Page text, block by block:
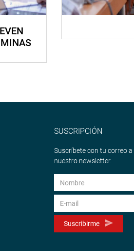
SUSCRIPCIÓN
Suscríbete con tu correo a
nuestro newsletter.
Suscribirme